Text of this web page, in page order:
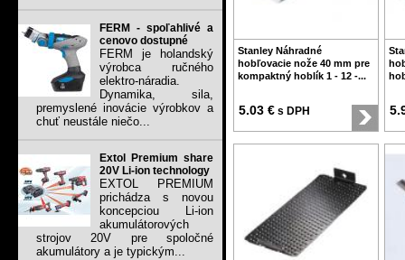
FERM - spoľahlivé a
cenovo dostupné
FERM je holandský
výrobca ručného
elektro-náradia.
Dynamika, sila,
premyslené inovácie výrobkov a
chuť neustále niečo...
Extol Premium share
20V Li-ion technology
EXTOL PREMIUM
prichádza s novou
koncepciou Li-ion
akumulátorových
strojov 20V pre spoločné
akumulátory a je typickým...
Stanley Náhradné
hobľovacie nože 40 mm pre
kompaktný hoblík 1 - 12 -...
5.03 € s DPH